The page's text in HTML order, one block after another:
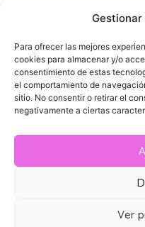
Para ofrecer las mejores
cookies para almacenar y/o
consentimiento de estas
el comportamiento de
sitio. No consentir o retirar el
negativamente a ciertas
Ver